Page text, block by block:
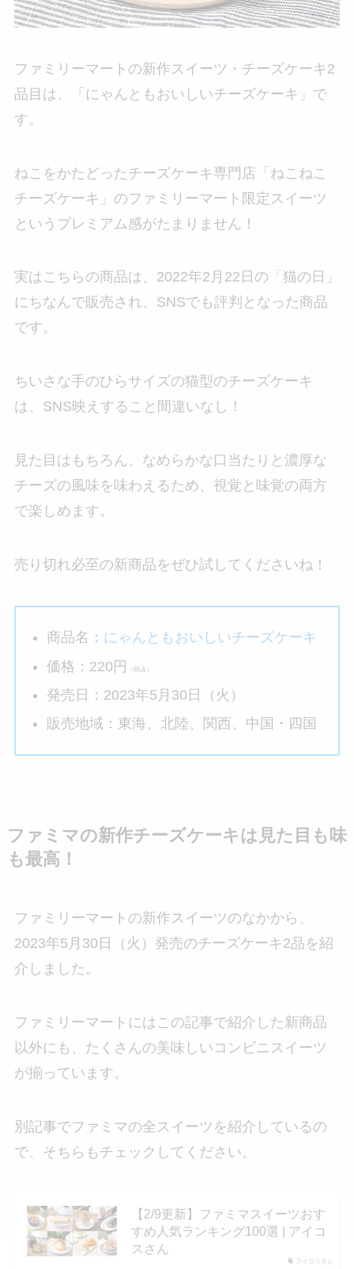
ファミリーマートの新作スイーツ・チーズケーキ2
品目は、「にゃんともおいしいチーズケーキ」で
す。
ねこをかたどったチーズケーキ専門店「ねこねこ
チーズケーキ」のファミリーマート限定スイーツ
というプレミアム感がたまりません！
実はこちらの商品は、2022年2月22日の「猫の日」
にちなんで販売され、SNSでも評判となった商品
です。
ちいさな手のひらサイズの猫型のチーズケーキ
は、SNS映えすること間違いなし！
見た目はもちろん、なめらかな口当たりと濃厚な
チーズの風味を味わえるため、視覚と味覚の両方
で楽しめます。
売り切れ必至の新商品をぜひ試してくださいね！
商品名： にゃんともおいしいチーズケーキ
価格：220円
（税込）
発売日：2023年5月30日（火）
販売地域：東海、北陸、関西、中国・四国
ファミマの新作チーズケーキは見た目も味
も最高！
ファミリーマートの新作スイーツのなかから、
2023年5月30日（火）発売のチーズケーキ2品を紹
介しました。
ファミリーマートにはこの記事で紹介した新商品
以外にも、たくさんの美味しいコンビニスイーツ
が揃っています。
別記事でファミマの全スイーツを紹介しているの
で、そちらもチェックしてください。
アイコスさん
【2/9更新】ファミマスイーツおす
すめ人気ランキング100選 | アイコ
スさん